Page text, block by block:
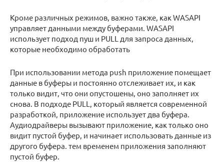
Кроме различных режимов, важно также, как WASAPI
управляет данными между буферами. WASAPI
использует подход пуш и PULL для запроса данных,
которые необходимо обработать
При использовании метода push приложение помещает
данные в буферы и постоянно отслеживает их, и как
только видит, что они опустошены, оно заполняет их
снова. В подходе PULL, который является современной
разработкой, приложение использует два буфера.
Аудиодрайверы вызывают приложение, как только оно
видит пустой буфер, и начинает использовать данные из
другого буфера. тем временем приложения заполняют
пустой буфер.